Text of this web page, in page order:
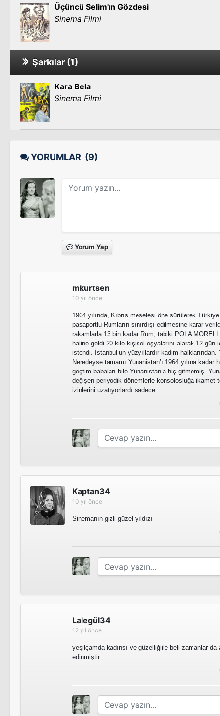
Üçüncü Selim'ın Gözdesi
Sinema Filmi
Şarkılar (1)
Kara Bela
Sinema Filmi
YORUMLAR (9)
Yorum Yap
mkurtsen
10 yıl önce
1964 yılında, Kıbrıs meselesi öne sürülerek
pasaportlu Rumların sınırdışı edilmesine karar
rakamlarla 13 bin kadar Rum, tabiki POLA
haline geldi.20 kilo kişisel eşyalarını alarak 12 gün
istendi. İstanbul’un yüzyıllardır kadim halklarından.
Neredeyse tamamı Yunanistan’ı 1964 yılına
geçtim babaları bile Yunanistan’a hiç gitmemiş.
değişen periyodik dönemlerle konsolosluğa ikamet
izinlerini uzatıyorlardı sadece.
Kaptan34
10 yıl önce
Sinemanın gizli güzel yıldızı
Lalegül34
12 yıl önce
yeşilçamda kadınsı ve güzelliğiile beli zamanlar da
edinmiştir